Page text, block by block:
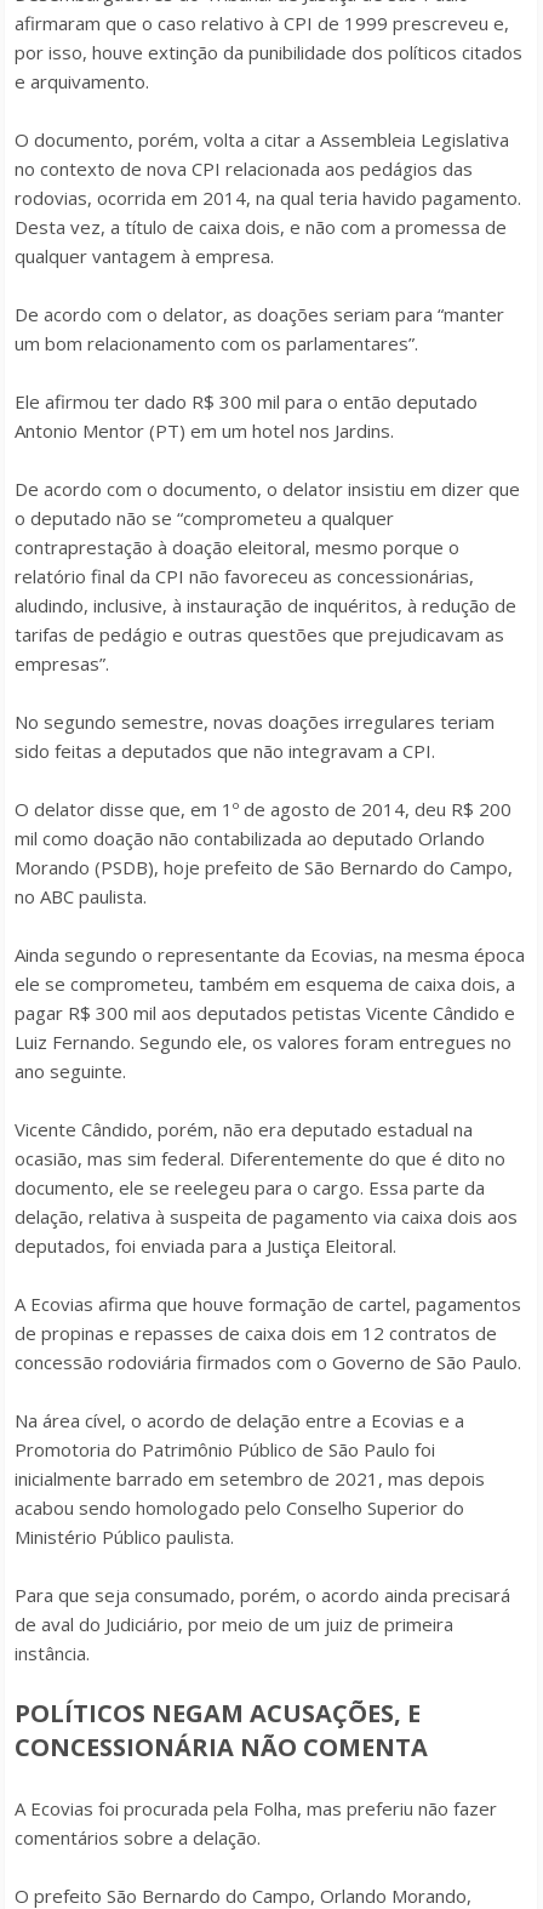
afirmaram que o caso relativo à CPI de 1999 prescreveu e,
por isso, houve extinção da punibilidade dos políticos citados
e arquivamento.
O documento, porém, volta a citar a Assembleia Legislativa
no contexto de nova CPI relacionada aos pedágios das
rodovias, ocorrida em 2014, na qual teria havido pagamento.
Desta vez, a título de caixa dois, e não com a promessa de
qualquer vantagem à empresa.
De acordo com o delator, as doações seriam para “manter
um bom relacionamento com os parlamentares”.
Ele afirmou ter dado R$ 300 mil para o então deputado
Antonio Mentor (PT) em um hotel nos Jardins.
De acordo com o documento, o delator insistiu em dizer que
o deputado não se “comprometeu a qualquer
contraprestação à doação eleitoral, mesmo porque o
relatório final da CPI não favoreceu as concessionárias,
aludindo, inclusive, à instauração de inquéritos, à redução de
tarifas de pedágio e outras questões que prejudicavam as
empresas”.
No segundo semestre, novas doações irregulares teriam
sido feitas a deputados que não integravam a CPI.
O delator disse que, em 1º de agosto de 2014, deu R$ 200
mil como doação não contabilizada ao deputado Orlando
Morando (PSDB), hoje prefeito de São Bernardo do Campo,
no ABC paulista.
Ainda segundo o representante da Ecovias, na mesma época
ele se comprometeu, também em esquema de caixa dois, a
pagar R$ 300 mil aos deputados petistas Vicente Cândido e
Luiz Fernando. Segundo ele, os valores foram entregues no
ano seguinte.
Vicente Cândido, porém, não era deputado estadual na
ocasião, mas sim federal. Diferentemente do que é dito no
documento, ele se reelegeu para o cargo. Essa parte da
delação, relativa à suspeita de pagamento via caixa dois aos
deputados, foi enviada para a Justiça Eleitoral.
A Ecovias afirma que houve formação de cartel, pagamentos
de propinas e repasses de caixa dois em 12 contratos de
concessão rodoviária firmados com o Governo de São Paulo.
Na área cível, o acordo de delação entre a Ecovias e a
Promotoria do Patrimônio Público de São Paulo foi
inicialmente barrado em setembro de 2021, mas depois
acabou sendo homologado pelo Conselho Superior do
Ministério Público paulista.
Para que seja consumado, porém, o acordo ainda precisará
de aval do Judiciário, por meio de um juiz de primeira
instância.
POLÍTICOS NEGAM ACUSAÇÕES, E
CONCESSIONÁRIA NÃO COMENTA
A Ecovias foi procurada pela Folha, mas preferiu não fazer
comentários sobre a delação.
O prefeito São Bernardo do Campo, Orlando Morando,